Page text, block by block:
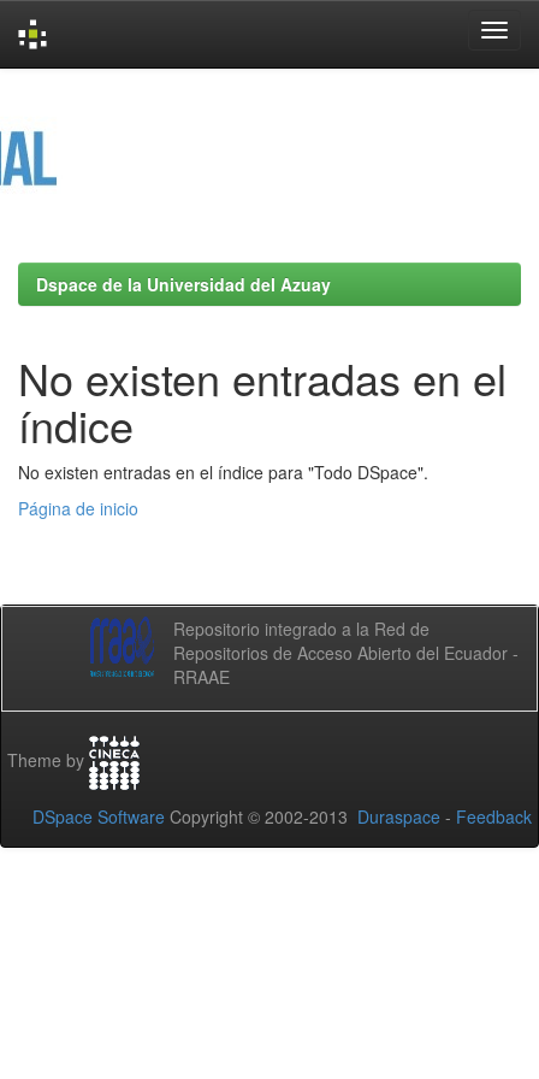
Dspace de la Universidad del Azuay
No existen entradas en el
índice
No existen entradas en el índice para "Todo DSpace".
Página de inicio
Repositorio integrado a la Red de
Repositorios de Acceso Abierto del Ecuador -
RRAAE
Theme by
DSpace Software Copyright © 2002-2013 Duraspace - Feedback